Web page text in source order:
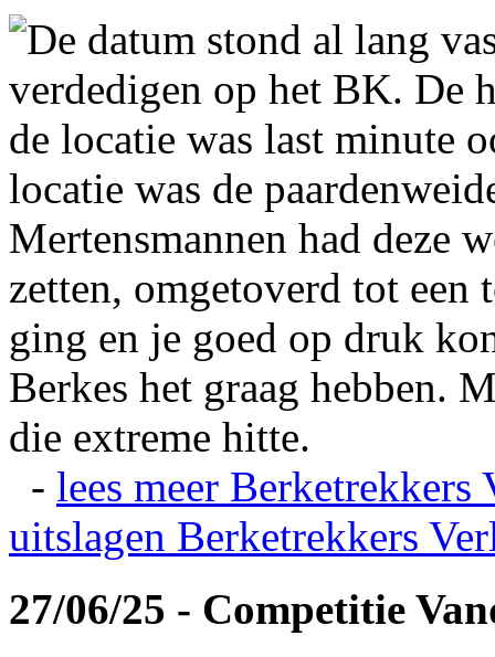
De datum stond al lang
verdedigen op het BK. De
de locatie was last minute
locatie was de
Mertensmannen had deze
zetten, omgetoverd tot
ging en je goed op druk
Berkes het graag hebben.
die extreme hitte.
- lees meer Berketrekkers
uitslagen Berketrekkers
27/06/25 - Competitie